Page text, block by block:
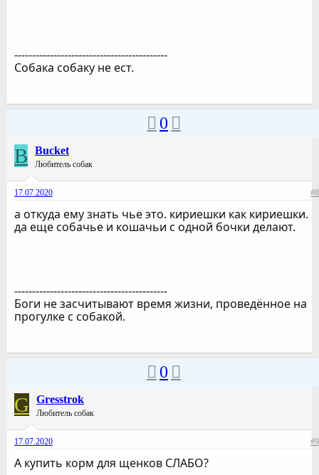
-------------------------------------------
Собака собаку не ест.
0
B Bucket
Любитель собак
17.07.2020 #8
а откуда ему знать чье это. кириешки как кириешки.
да еще собачье и кошачьи с одной бочки делают.
-------------------------------------------
Боги не засчитывают время жизни, проведённое на
прогулке с собакой.
0
G Gresstrok
Любитель собак
17.07.2020 #9
А купить корм для щенков СЛАБО?